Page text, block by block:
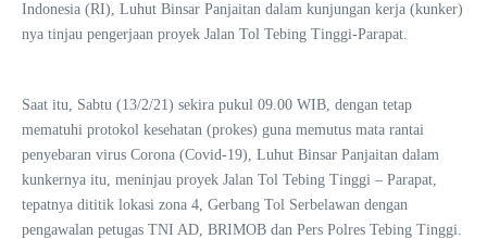
Indonesia (RI), Luhut Binsar Panjaitan dalam kunjungan kerja (kunker)
nya tinjau pengerjaan proyek Jalan Tol Tebing Tinggi-Parapat.
Saat itu, Sabtu (13/2/21) sekira pukul 09.00 WIB, dengan tetap
mematuhi protokol kesehatan (prokes) guna memutus mata rantai
penyebaran virus Corona (Covid-19), Luhut Binsar Panjaitan dalam
kunkernya itu, meninjau proyek Jalan Tol Tebing Tinggi – Parapat,
tepatnya dititik lokasi zona 4, Gerbang Tol Serbelawan dengan
pengawalan petugas TNI AD, BRIMOB dan Pers Polres Tebing Tinggi.